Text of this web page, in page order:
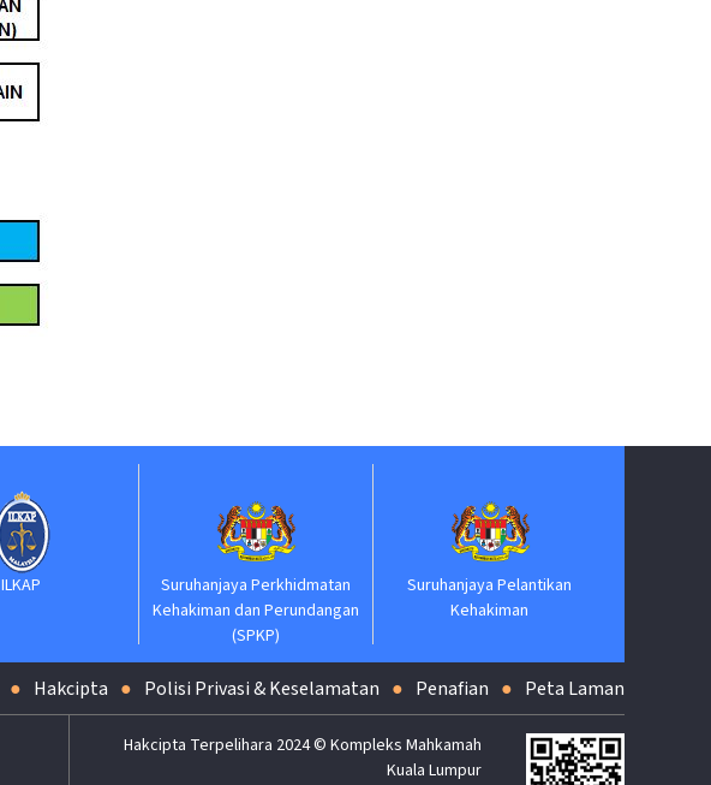
ILKAP
Suruhanjaya Perkhidmatan
Kehakiman dan Perundangan
(SPKP)
Suruhanjaya Pelantikan
Kehakiman
Hakcipta Polisi Privasi & Keselamatan Penafian Peta Laman
Hakcipta Terpelihara 2024 © Kompleks Mahkamah
Kuala Lumpur